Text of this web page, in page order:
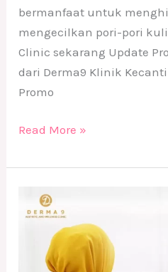
bermanfaat untuk
mengecilkan pori-pori
Clinic sekarang Update
dari Derma9 Klinik
Promo
Read More »
Gratis
Konsultasi